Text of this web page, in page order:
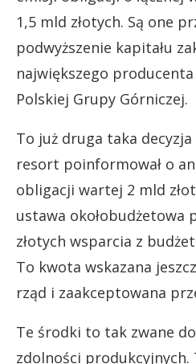
1,5 mld złotych. Są one
podwyższenie kapitału
największego
Polskiej Grupy Górniczej.
To już druga taka
resort poinformował o
obligacji wartej 2 mld
ustawa okołobudżetowa
złotych wsparcia z
To kwota wskazana
rząd i zaakceptowana
Te środki to tak zwane
zdolności